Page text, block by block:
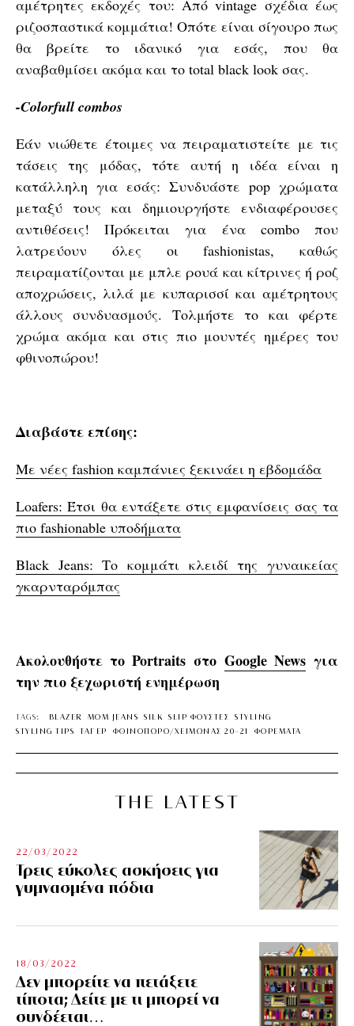
αμέτρητες εκδοχές του: Από vintage σχέδια έως
ριζοσπαστικά κομμάτια! Οπότε είναι σίγουρο πως
θα βρείτε το ιδανικό για εσάς, που θα
αναβαθμίσει ακόμα και το total black look σας.
-Colorfull combos
Εάν νιώθετε έτοιμες να πειραματιστείτε με τις
τάσεις της μόδας, τότε αυτή η ιδέα είναι η
κατάλληλη για εσάς: Συνδυάστε pop χρώματα
μεταξύ τους και δημιουργήστε ενδιαφέρουσες
αντιθέσεις! Πρόκειται για ένα combo που
λατρεύουν όλες οι fashionistas, καθώς
πειραματίζονται με μπλε ρουά και κίτρινες ή ροζ
αποχρώσεις, λιλά με κυπαρισσί και αμέτρητους
άλλους συνδυασμούς. Τολμήστε το και φέρτε
χρώμα ακόμα και στις πιο μουντές ημέρες του
φθινοπώρου!
Διαβάστε επίσης:
Με νέες fashion καμπάνιες ξεκινάει η εβδομάδα
Loafers: Έτσι θα εντάξετε στις εμφανίσεις σας τα
πιο fashionable υποδήματα
Black Jeans: Το κομμάτι κλειδί της γυναικείας
γκαρνταρόμπας
Ακολουθήστε το Portraits στο Google Newsγια
την πιο ξεχωριστή ενημέρωση
TAGS: BLAZER MOM JEANS SILK SLIP ΦΟΥΣΤΕΣ
STYLING
STYLING TIPS
ΤΑΓΕΡ ΦΘΙΝΟΠΩΡΟ/ΧΕΙΜΩΝΑΣ 20-21 ΦΟΡΕΜΑΤΑ
THE LATEST
22/03/2022
Τρεις εύκολες ασκήσεις για
γυμνασμένα πόδια
18/03/2022
Δεν μπορείτε να πετάξετε
τίποτα; Δείτε με τι μπορεί να
συνδέεται…